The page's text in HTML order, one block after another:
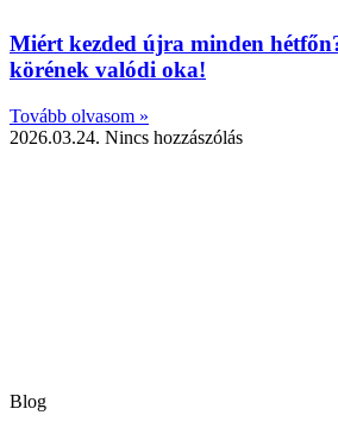
Miért kezded újra minden
körének valódi oka!
Tovább olvasom »
2026.03.24. Nincs hozzászólás
Blog